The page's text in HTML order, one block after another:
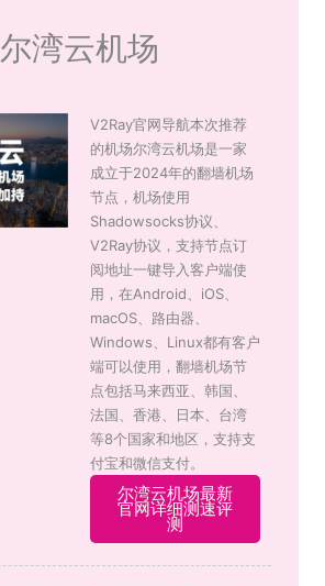
尔湾云机场
V2Ray官网导航本次推荐
的机场尔湾云机场是一家
成立于2024年的翻墙机场
节点，机场使用
Shadowsocks协议、
V2Ray协议，支持节点订
阅地址一键导入客户端使
用，在Android、iOS、
macOS、路由器、
Windows、Linux都有客户
端可以使用，翻墙机场节
点包括马来西亚、韩国、
法国、香港、日本、台湾
等8个国家和地区，支持支
付宝和微信支付。
尔湾云机场最新
官网详细测速评
测